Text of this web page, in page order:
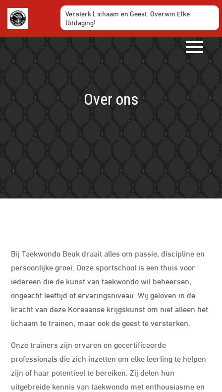
Ga
naar
de
inhoud
Versterk Lichaam en Geest, Overwin Elke
Uitdaging!
Over ons
Bij Taekwondo Beuk draait alles om passie, discipline en
persoonlijke groei. Onze sportschool is een thuis voor
iedereen die de kunst van taekwondo wil beheersen,
ongeacht leeftijd of ervaringsniveau. Wij geloven in de
kracht van deze Koreaanse krijgskunst om niet alleen het
lichaam te trainen, maar ook de geest te versterken.
Onze trainers zijn ervaren en gecertificeerde
professionals die zich inzetten om elke leerling te helpen
zijn of haar potentieel te bereiken. Zij delen hun
uitgebreide kennis van taekwondo met enthousiasme en